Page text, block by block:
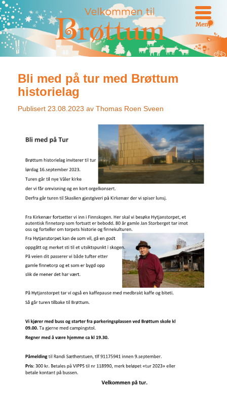
Meny
Bli med på tur med Brøttum
historielag
Publisert 23.08.2023 av Thomas Roen Sveen